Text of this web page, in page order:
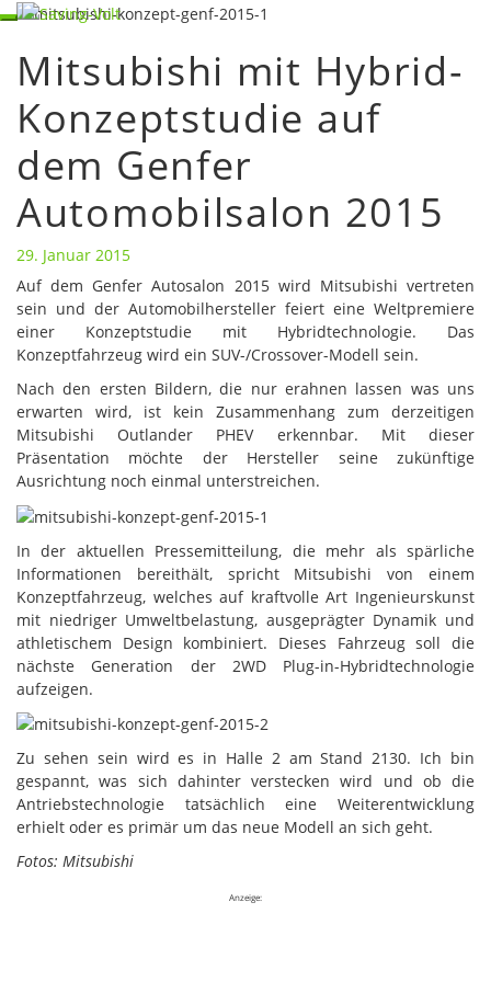
Skip
content
Toggle
Mitsubishi
mit
Hybrid-
Konzeptstudie
auf
dem
Genfer
Automobilsalon
Mitsubishi mit Hybrid-
Konzeptstudie auf
dem Genfer
Automobilsalon 2015
29. Januar 2015
Auf dem Genfer Autosalon 2015 wird Mitsubishi vertreten
sein und der Automobilhersteller feiert eine Weltpremiere
einer Konzeptstudie mit Hybridtechnologie. Das
Konzeptfahrzeug wird ein SUV-/Crossover-Modell sein.
Nach den ersten Bildern, die nur erahnen lassen was uns
erwarten wird, ist kein Zusammenhang zum derzeitigen
Mitsubishi Outlander PHEV erkennbar. Mit dieser
Präsentation möchte der Hersteller seine zukünftige
Ausrichtung noch einmal unterstreichen.
In der aktuellen Pressemitteilung, die mehr als spärliche
Informationen bereithält, spricht Mitsubishi von einem
Konzeptfahrzeug, welches auf kraftvolle Art Ingenieurskunst
mit niedriger Umweltbelastung, ausgeprägter Dynamik und
athletischem Design kombiniert. Dieses Fahrzeug soll die
nächste Generation der 2WD Plug-in-Hybridtechnologie
aufzeigen.
Zu sehen sein wird es in Halle 2 am Stand 2130. Ich bin
gespannt, was sich dahinter verstecken wird und ob die
Antriebstechnologie tatsächlich eine Weiterentwicklung
erhielt oder es primär um das neue Modell an sich geht.
Fotos: Mitsubishi
Anzeige: